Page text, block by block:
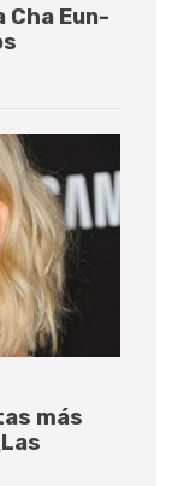
Cha Eun-
más